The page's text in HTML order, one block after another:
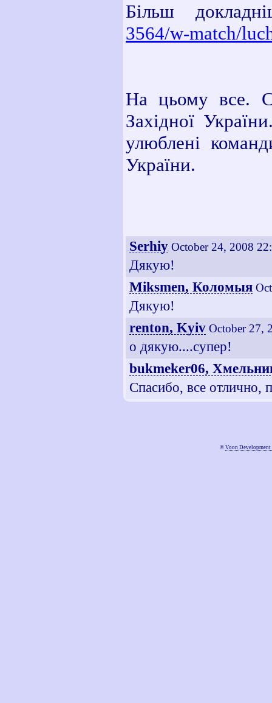
Більш
3564/w-match/
На цьому все.
Західної
улюблені
України.
Serhiy October 24, 2008
Дякую!
Miksmen, Коломыя
Дякую!
renton, Kyiv October 27,
о дякую....супер!
bukmeker06,
Спасибо, все отлично,
© Voon Development